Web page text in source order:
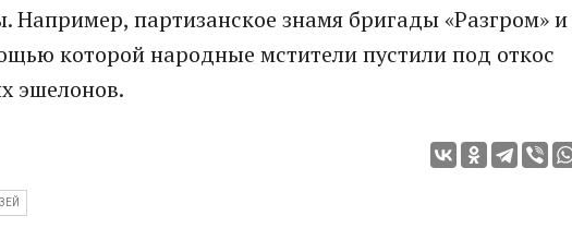
Например, партизанское знамя бригады «Разгром» и
которой народные мстители пустили под откос
эшелонов.